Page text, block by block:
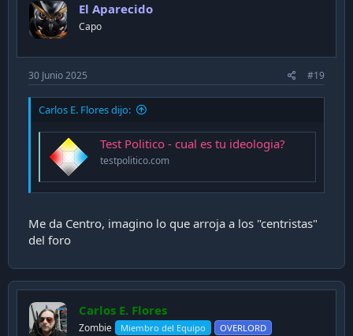
o
n
s
El Aparecido
Capo
30 Junio 2025 #19
Carlos E. Flores dijo:
Test Politico - cual es tu ideologia?
testpolitico.com
Me da Centro, imagino lo que arroja a los "centristas"
del foro
Carlos E. Flores
Zombie Miembro del Equipo OVERLORD